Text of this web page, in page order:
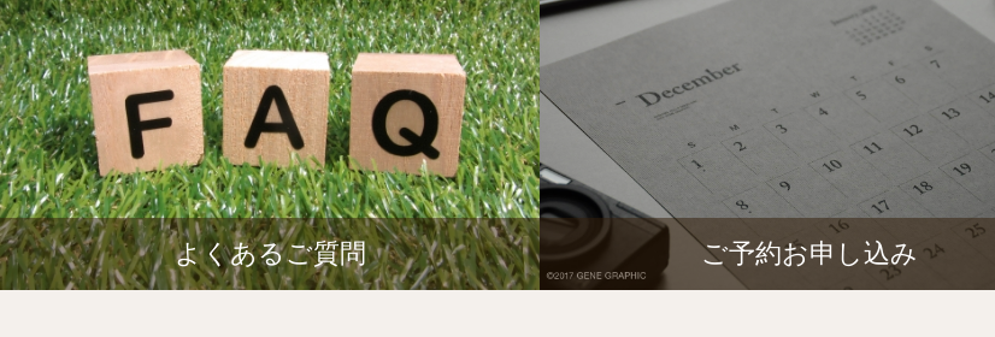
よくあるご質問 ご予約お申し込み